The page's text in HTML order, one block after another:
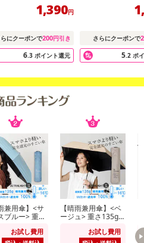
に乾く！
か様々なスポーツに最適☆
に♪
ル
1,390円
にクーポンで200円引き
6.3 ポイント還元
さらにクーポンで
5.2 ポ
兼用傘】<サ
ブルー> 重さ
カット100％
お試し費用
【晴雨兼用傘】<ベ
ージュ> 重さ135g！
カット100％マイナ
お試し費用